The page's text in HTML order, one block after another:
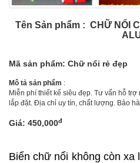
Tên Sản phẩm : CHỮ NỔI
Mã sản phẩm: Chữ nổi rẻ đẹp
Mô tả sản phẩm :
Miễn phí thiết kế siêu đẹp. Tư vấn hỗ
lắp đặt. Địa chỉ uy tín, chất lượng. Bảo
Giá: 450,000đ
Biển chữ nổi không còn xa